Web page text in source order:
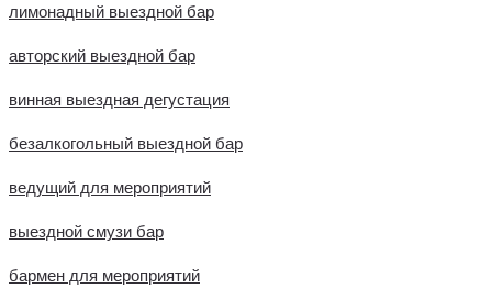
лимонадный выездной бар
авторский выездной бар
винная выездная дегустация
безалкогольный выездной бар
ведущий для мероприятий
выездной смузи бар
бармен для мероприятий